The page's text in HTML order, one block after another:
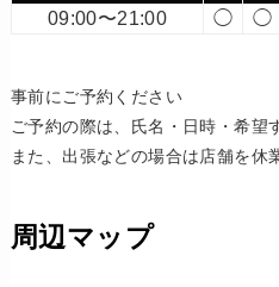
09:00〜21:00
◯ ◯
事前にご予約ください
ご予約の際は、氏名・日時・希望
また、出張などの場合は店舗を休
周辺マップ